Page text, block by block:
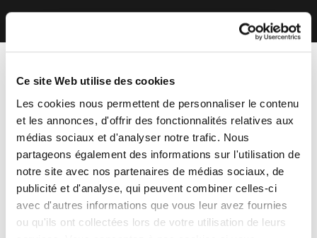
Ce site Web utilise des cookies
Les cookies nous permettent de personnaliser le contenu
et les annonces, d'offrir des fonctionnalités relatives aux
médias sociaux et d'analyser notre trafic. Nous
partageons également des informations sur l'utilisation de
notre site avec nos partenaires de médias sociaux, de
publicité et d'analyse, qui peuvent combiner celles-ci
avec d'autres informations que vous leur avez fournies
ou qu'ils ont collectées lors de votre utilisation de leurs